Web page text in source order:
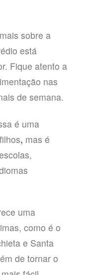
sobre a
está
Fique atento a
nas
de semana.
é uma
, mas é
uma
como é o
e Santa
de tornar o